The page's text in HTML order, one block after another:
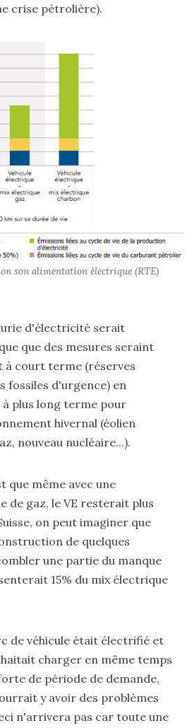
crise pétrolière).
son alimentation électrique (RTE)
d'électricité serait
que des mesures seraint
à court terme (réserves
fossiles d'urgence) en
plus long terme pour
hivernal (éolien
nouveau nucléaire...).
que même avec une
de gaz, le VE resterait plus
on peut imaginer que
de quelques
une partie du manque
15% du mix électrique
de véhicule était électrifié et
charger en même temps
de période de demande,
y avoir des problèmes
n'arrivera pas car toute une